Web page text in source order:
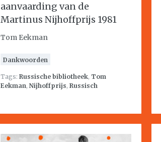
aanvaarding van de
Martinus Nijhoffprijs 1981
Tom Eekman
Dankwoorden
Tags: Russische bibliotheek, Tom
Eekman, Nijhoffprijs, Russisch